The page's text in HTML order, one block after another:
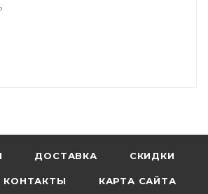
ДОСТАВКА СКИДКИ
КОНТАКТЫ КАРТА САЙТА